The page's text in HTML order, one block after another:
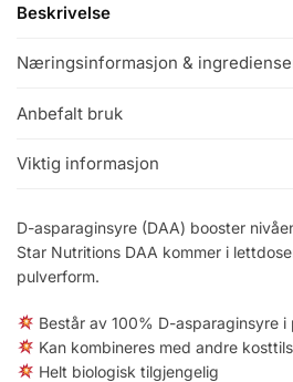
Beskrivelse
Næringsinformasjon &
Anbefalt bruk
Viktig informasjon
D-asparaginsyre (DAA) booster
Star Nutritions DAA kommer i
pulverform.
Består av 100% D-asparaginsyre i
Kan kombineres med andre
Helt biologisk tilgjengelig